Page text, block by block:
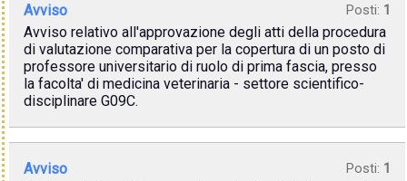
Avviso Posti: 1
Avviso relativo all'approvazione degli atti della procedura
di valutazione comparativa per la copertura di un posto di
professore universitario di ruolo di prima fascia, presso
la facolta' di medicina veterinaria - settore scientifico-
disciplinare G09C.
Avviso Posti: 1